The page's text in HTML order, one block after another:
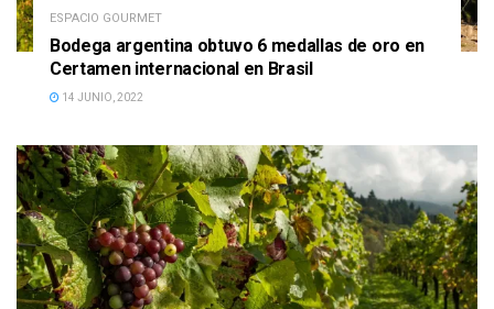
ESPACIO GOURMET
Bodega argentina obtuvo 6 medallas de oro en
Certamen internacional en Brasil
14 JUNIO, 2022